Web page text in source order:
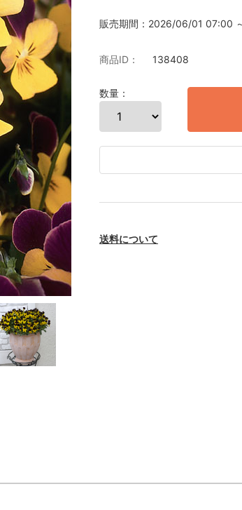
販売期間：2026/06/01 07:00
商品ID： 138408
数量：
送料について